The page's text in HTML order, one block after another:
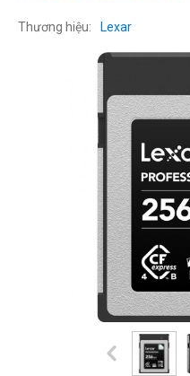
Thương hiệu Lexar